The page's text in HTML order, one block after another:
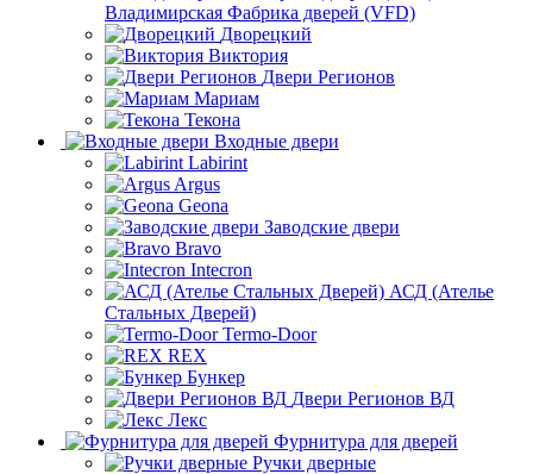
Владимирская Фабрика дверей (VFD)
Дворецкий
Виктория
Двери Регионов
Мариам
Текона
Входные двери
Labirint
Argus
Geona
Заводские двери
Bravo
Intecron
АСД (Ателье
Стальных Дверей)
Termo-Door
REX
Бункер
Двери Регионов ВД
Лекс
Фурнитура для дверей
Ручки дверные